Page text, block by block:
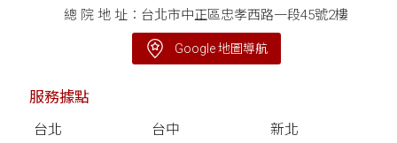
總 院 地 址：台北市中正區忠孝西路一段45號2樓
Google 地圖導航
服務據點
台北 台中 新北